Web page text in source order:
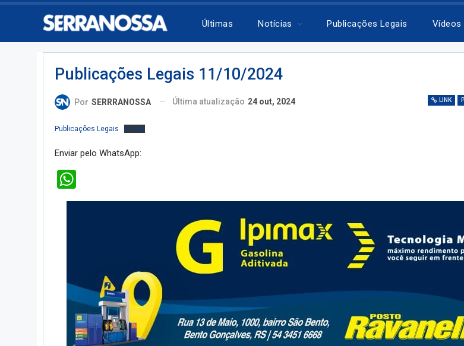
Últimas Notícias Publicações Legais Vídeos
Publicações Legais 11/10/2024
LINK
Por SERRRANOSSA Última atualização 24 out, 2024
Publicações Legais Baixar
Enviar pelo WhatsApp: